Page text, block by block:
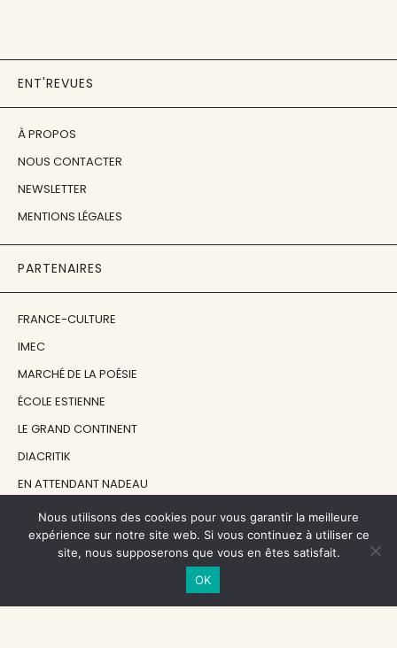
ENT'REVUES
À PROPOS
NOUS CONTACTER
NEWSLETTER
MENTIONS LÉGALES
PARTENAIRES
FRANCE-CULTURE
IMEC
MARCHÉ DE LA POÉSIE
ÉCOLE ESTIENNE
LE GRAND CONTINENT
DIACRITIK
EN ATTENDANT NADEAU
NOS SOUTIENS
Nous utilisons des cookies pour vous garantir la meilleure
expérience sur notre site web. Si vous continuez à utiliser ce
site, nous supposerons que vous en êtes satisfait.
OK